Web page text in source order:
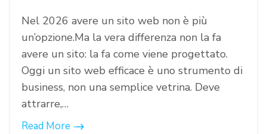
Nel 2026 avere un sito web non è più
un’opzione.Ma la vera differenza non la fa
avere un sito: la fa come viene progettato.
Oggi un sito web efficace è uno strumento di
business, non una semplice vetrina. Deve
attrarre,…
Read More